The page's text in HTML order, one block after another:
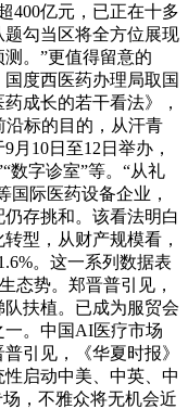
400亿元，已正在十多
勾当区将全方位展现
。”更值得留意的
度西医药办理局取国
成长的若干看法》，
标的目的，从汗青
月10日至12日举办，
数字诊室”等。“从礼
国际医药设备企业，
存挑和。该看法明白
型，从财产规模看，
。这一系列数据表
态势。郑晋普引见，
扶植。已成为服贸会
。中国AI医疗市场
引见，《华夏时报》
启动中美、中英、中
，不雅众将无机会近